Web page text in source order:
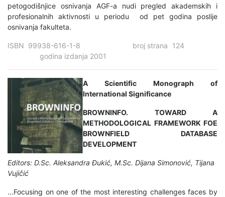
petogodišnjice osnivanja AGF-a nudi pregled akademskih i
profesionalnih aktivnosti u periodu od pet godina poslije
osnivanja fakulteta.
ISBN 99938-616-1-8 broj strana 124
godina izdanja 2001
A Scientific Monograph of
International Significance
BROWNINFO. TOWARD A
METHODOLOGICAL FRAMEWORK FOE
BROWNFIELD DATABASE
DEVELOPMENT
Editors: D.Sc. Aleksandra Đukić, M.Sc. Dijana Simonović, Tijana
Vujičić
...Focusing on one of the most interesting challenges faces by